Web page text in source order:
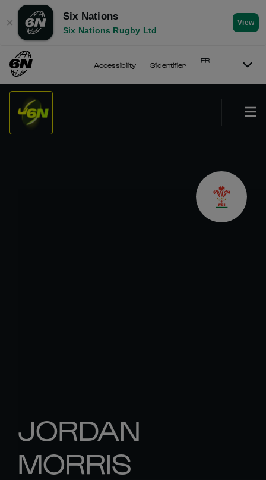
✕
Six Nations
Six Nations Rugby Ltd
View
Accessibility S'identifier
FR
JORDAN
MORRIS